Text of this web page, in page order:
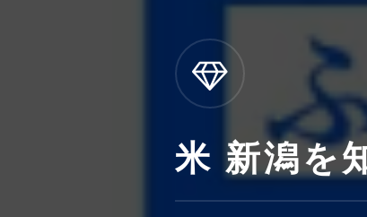
米 新潟を